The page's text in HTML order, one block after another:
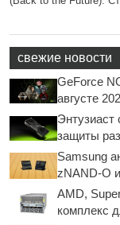
свежие новости
GeForce
августе
Энтузиаст
защиты
Samsung
zNAND-O
AMD,
комплекс